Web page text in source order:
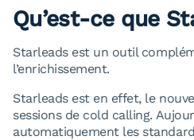
Qu’est-ce que
Starleads est un outil
l’enrichissement.
Starleads est en effet, le
sessions de cold calling.
automatiquement les